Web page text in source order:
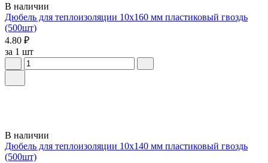
В наличии
Дюбель для теплоизоляции 10х160 мм пластиковый гвоздь
(500шт)
4.80 ₽
за 1 шт
В наличии
Дюбель для теплоизоляции 10х140 мм пластиковый гвоздь
(500шт)